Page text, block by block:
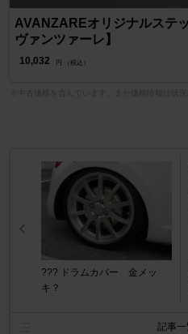
AVANZAREオリジナルステ
ヴァンツァーレ】
10,032 円 （税込）
??? ドラムカバー 金メッ
キ？
記事一